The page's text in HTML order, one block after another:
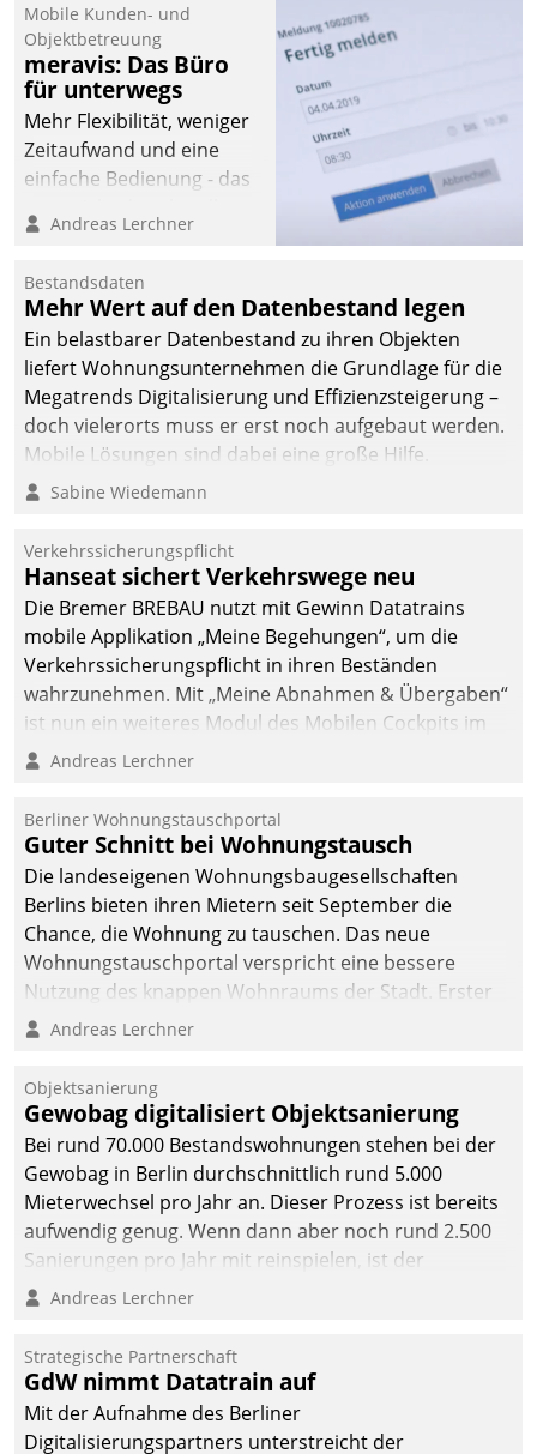
Mobile Kunden- und
Objektbetreuung
meravis: Das Büro
für unterwegs
Mehr Flexibilität, weniger
Zeitaufwand und eine
einfache Bedienung - das
Cockpit für mobile
Datatrain. Die meravis
Wohnungsbau- und
Immobilien GmbH hat
sich dabei für den Betrieb
der Lösung über die SAP
Cloud Platform
entschieden - als erstes
Unternehmen am
Andreas Lerchner
Bestandsdaten
Mehr Wert auf den Datenbestand legen
Ein belastbarer Datenbestand zu ihren Objekten
liefert Wohnungsunternehmen die Grundlage für die
Megatrends Digitalisierung und Effizienzsteigerung –
doch vielerorts muss er erst noch aufgebaut werden.
Mobile Lösungen sind dabei eine große Hilfe.
Sabine Wiedemann
Verkehrssicherungspflicht
Hanseat sichert Verkehrswege neu
Die Bremer BREBAU nutzt mit Gewinn Datatrains
mobile Applikation „Meine Begehungen“, um die
Verkehrssicherungspflicht in ihren Beständen
wahrzunehmen. Mit „Meine Abnahmen & Übergaben“
ist nun ein weiteres Modul des Mobilen Cockpits im
Einsatz.
Andreas Lerchner
Berliner Wohnungstauschportal
Guter Schnitt bei Wohnungstausch
Die landeseigenen Wohnungsbaugesellschaften
Berlins bieten ihren Mietern seit September die
Chance, die Wohnung zu tauschen. Das neue
Wohnungstauschportal verspricht eine bessere
Nutzung des knappen Wohnraums der Stadt. Erster
Anwendungsfall für Datatrains Lösung API-Hub mit
Unternehmen.
Andreas Lerchner
Objektsanierung
Gewobag digitalisiert Objektsanierung
Bei rund 70.000 Bestandswohnungen stehen bei der
Gewobag in Berlin durchschnittlich rund 5.000
Mieterwechsel pro Jahr an. Dieser Prozess ist bereits
aufwendig genug. Wenn dann aber noch rund 2.500
Sanierungen pro Jahr mit reinspielen, ist der
Betreuungs- und Organisationsaufwand immens. Im
kommunale Wohnungsbauunternehmen daher
gemeinsam mit der Berliner Datatrain GmbH den
Teilprozess der Objektsanierung digitalisiert.
Andreas Lerchner
Strategische Partnerschaft
GdW nimmt Datatrain auf
Mit der Aufnahme des Berliner
Digitalisierungspartners unterstreicht der